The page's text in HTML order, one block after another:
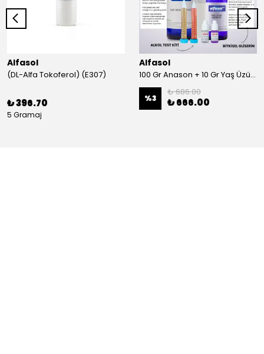
Alfasol
(DL-Alfa Tokoferol) (E307)
₺ 396.70
5 Gramaj
Alfasol
100 Gr Anason + 10 Gr Yaş Üzüm + 250 Gr Gliserin + Alkol Test Kiti
%3
₺ 686.00
₺ 666.00